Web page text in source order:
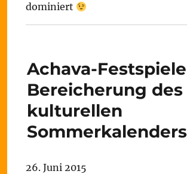
dominiert
Achava-
Bereicherung des
kulturellen
Sommerkalenders
26. Juni 2015